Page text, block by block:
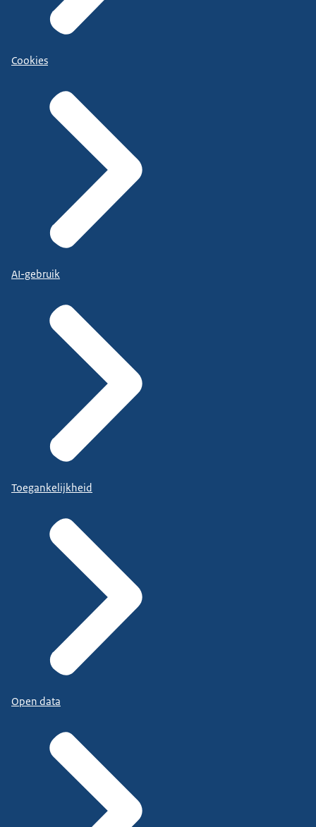
Cookies
AI-gebruik
Toegankelijkheid
Open data